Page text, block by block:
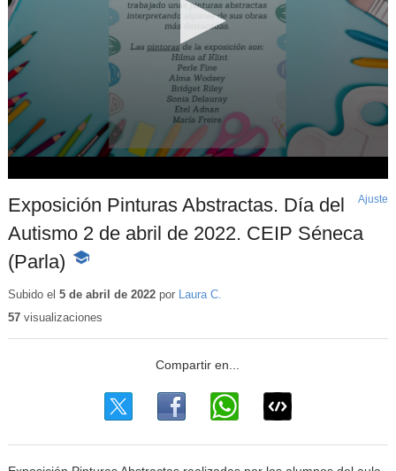
Exposición Pinturas Abstractas. Día del
Autismo 2 de abril de 2022. CEIP Séneca
(Parla)
-
educativo
Ajuste
Subido el 5 de abril de 2022por Laura C.
57visualizaciones